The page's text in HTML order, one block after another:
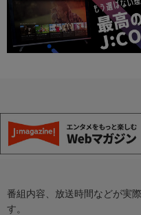
番組内容、放送時間などが実
す。